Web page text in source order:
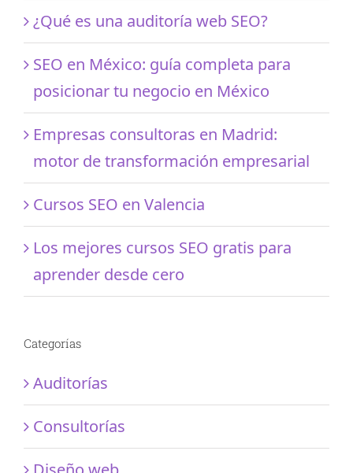
¿Qué es una auditoría web SEO?
SEO en México: guía completa para
posicionar tu negocio en México
Empresas consultoras en Madrid:
motor de transformación empresarial
Cursos SEO en Valencia
Los mejores cursos SEO gratis para
aprender desde cero
Categorías
Auditorías
Consultorías